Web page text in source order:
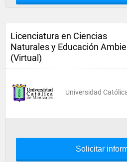
Licenciatura en Ciencias
Naturales y Educación
(Virtual)
Universidad
Solicitar